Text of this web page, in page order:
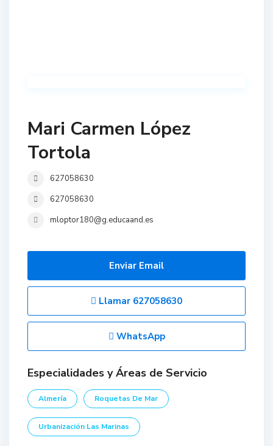
Mari Carmen López
Tortola
627058630
627058630
mloptor180@g.educaand.es
Enviar Email
Llamar 627058630
WhatsApp
Especialidades y Áreas de Servicio
Almería Roquetas De Mar
Urbanización Las Marinas